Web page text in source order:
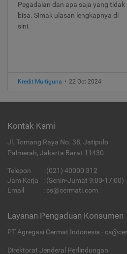
Pegadaian dan apa saja yang tidak
bisa. Simak ulasan lengkapnya di
sini.
Kredit Multiguna • 22 Oct 2024
Kontak Kami
Jl. Tomang Raya No. 38, Jatipulo
Palmerah, Jakarta Barat 11430
Telepon : (021) 40000 312
Jam Kerja
: (Senin-Jumat 9:00-17:00)
Email
: cs@cermati.com
Layanan Pengaduan Konsumen
PT Agregasi Cermat Indonesia -
Direktorat Jenderal Perlindungan